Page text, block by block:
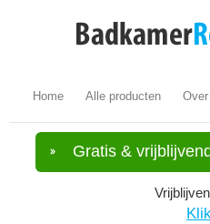
Home Alle producten
Gratis &